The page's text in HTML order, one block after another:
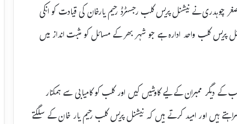
نے نیشنل پریس کلب رجسٹرڈ رحیم یارخان کی قیادت کو انکی
کلب واحد ادارہ ہے جو شہر بھر کے مسائل کو مثبت انداز میں
ممبران کے لیے کاوشیں کیں اور کلب کو کامیابی سے ہمکنار
ہیں اور امید کرتے ہیں کہ نیشنل پریس کلب رحیم یار خان کے سلگتے